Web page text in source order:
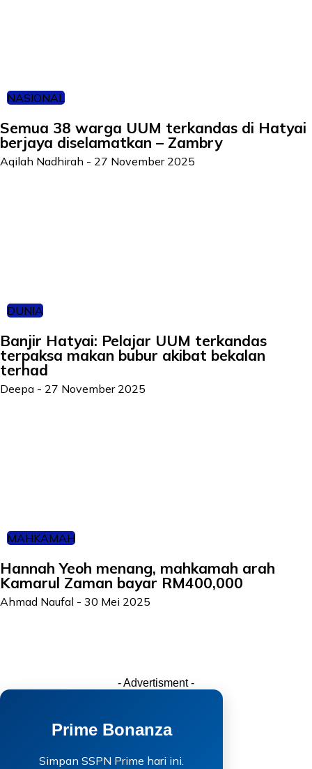
NASIONAL
Semua 38 warga UUM terkandas di Hatyai
berjaya diselamatkan – Zambry
Aqilah Nadhirah - 27 November 2025
DUNIA
Banjir Hatyai: Pelajar UUM terkandas
terpaksa makan bubur akibat bekalan
terhad
Deepa - 27 November 2025
MAHKAMAH
Hannah Yeoh menang, mahkamah arah
Kamarul Zaman bayar RM400,000
Ahmad Naufal - 30 Mei 2025
- Advertisment -
Prime Bonanza
Simpan SSPN Prime hari ini.